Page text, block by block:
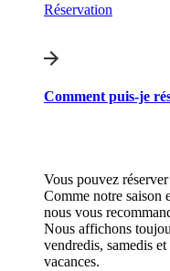
Réservation
Comment puis-je
Vous pouvez réserver
Comme notre saison
nous vous
Nous affichons
vendredis, samedis
vacances.